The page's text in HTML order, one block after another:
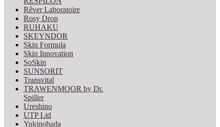
Rêver Laboratoire
Rosy Drop
RUHAKU
SKEYNDOR
Skin Formula
Skin Innovation
SoSkin
SUNSORIT
Transvital
TRAWENMOOR by Dr.
Spiller
Ureshino
UTP Ltd
Yukinohada